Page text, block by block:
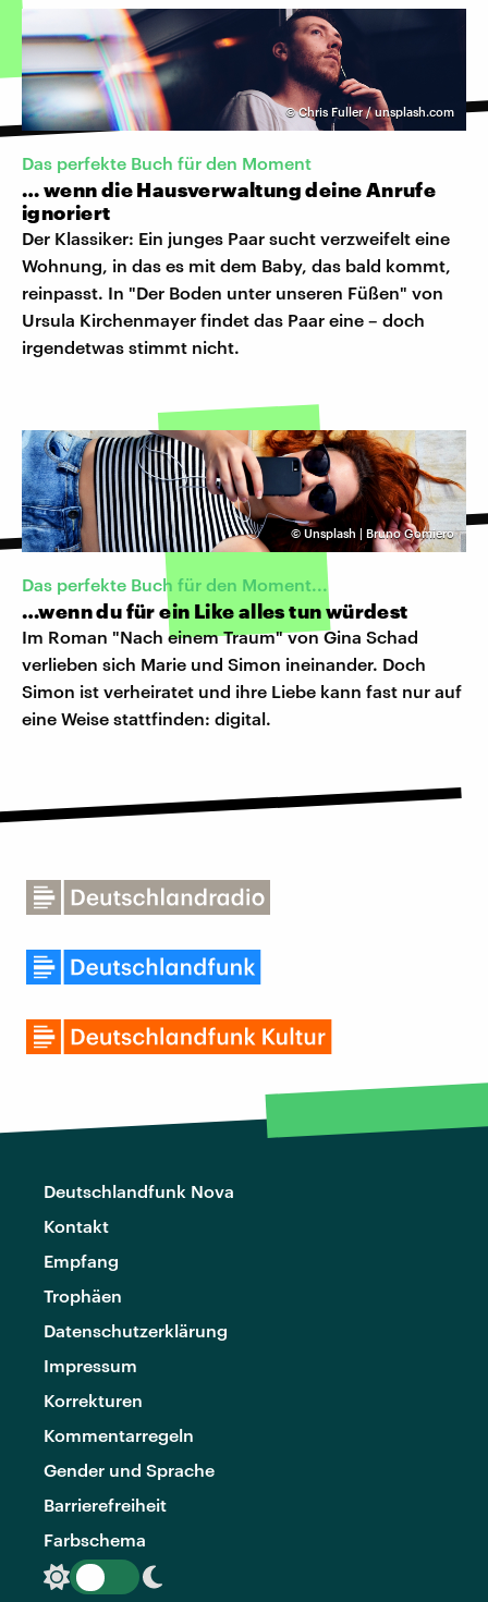
©Chris Fuller / unsplash.com
Das perfekte Buch für den Moment
… wenn die Hausverwaltung deine Anrufe
ignoriert
Der Klassiker: Ein junges Paar sucht verzweifelt eine
Wohnung, in das es mit dem Baby, das bald kommt,
reinpasst. In "Der Boden unter unseren Füßen" von
Ursula Kirchenmayer findet das Paar eine – doch
irgendetwas stimmt nicht.
© Unsplash | Bruno Gomiero
Das perfekte Buch für den Moment...
…wenn du für ein Like alles tun würdest
Im Roman "Nach einem Traum" von Gina Schad
verlieben sich Marie und Simon ineinander. Doch
Simon ist verheiratet und ihre Liebe kann fast nur auf
eine Weise stattfinden: digital.
Deutschlandfunk Nova
Kontakt
Empfang
Trophäen
Datenschutzerklärung
Impressum
Korrekturen
Kommentarregeln
Gender und Sprache
Barrierefreiheit
Farbschema